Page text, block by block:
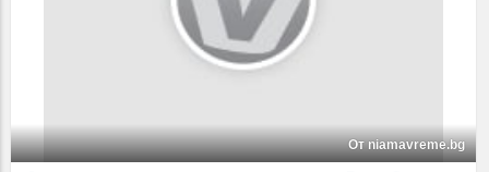
От niamavreme.bg